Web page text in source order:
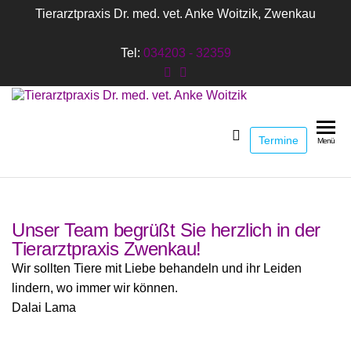
Tierarztpraxis Dr. med. vet. Anke Woitzik, Zwenkau
Tel: 034203 - 32359
Dr. med. vet.
Termine Menü
Unser Team begrüßt Sie herzlich in der
Tierarztpraxis Zwenkau!
Wir sollten Tiere mit Liebe behandeln und ihr Leiden
lindern, wo immer wir können.
Dalai Lama